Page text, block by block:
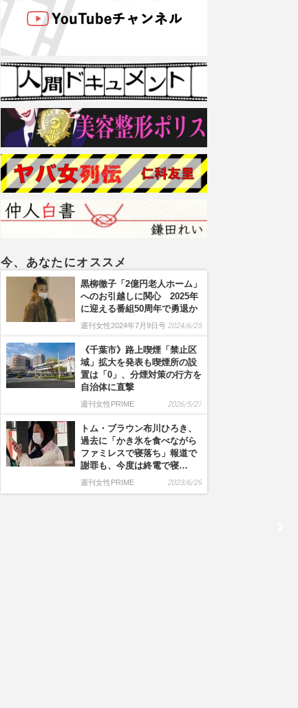
今、あなたにオススメ
黒柳徹子「2億円老人ホーム」
へのお引越しに関心 2025年
に迎える番組50周年で勇退か
週刊女性2024年7月9日号 2024/6/25
《千葉市》路上喫煙「禁止区
域」拡大を発表も喫煙所の設
置は「0」、分煙対策の行方を
自治体に直撃
週刊女性PRIME 2026/5/27
トム・ブラウン布川ひろき、
過去に「かき氷を食べながら
ファミレスで寝落ち」報道で
謝罪も、今度は終電で寝…
週刊女性PRIME 2023/6/29